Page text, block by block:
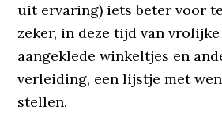
uit ervaring) iets beter voor
zeker, in deze tijd van
aangeklede winkeltjes en
verleiding, een lijstje met
stellen.